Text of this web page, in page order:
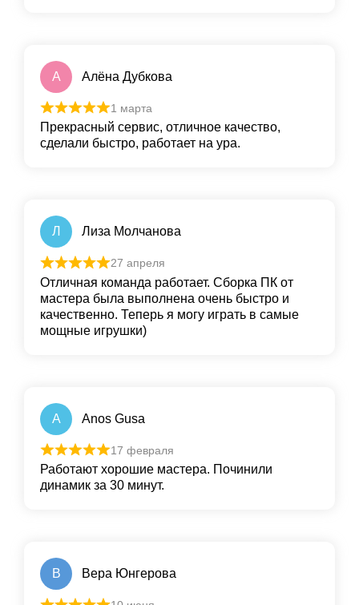
А Алёна Дубкова
1 марта
Прекрасный сервис, отличное качество,
сделали быстро, работает на ура.
Л Лиза Молчанова
27 апреля
Отличная команда работает. Сборка ПК от
мастера была выполнена очень быстро и
качественно. Теперь я могу играть в самые
мощные игрушки)
A Anos Gusa
17 февраля
Работают хорошие мастера. Починили
динамик за 30 минут.
В Вера Юнгерова